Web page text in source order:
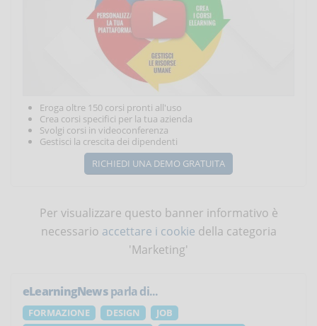
Eroga oltre 150 corsi pronti all'uso
Crea corsi specifici per la tua azienda
Svolgi corsi in videoconferenza
Gestisci la crescita dei dipendenti
RICHIEDI UNA DEMO GRATUITA
Per visualizzare questo banner informativo è
necessario accettare i cookie della categoria
'Marketing'
eLearningNewsparla di...
FORMAZIONE DESIGN
JOB